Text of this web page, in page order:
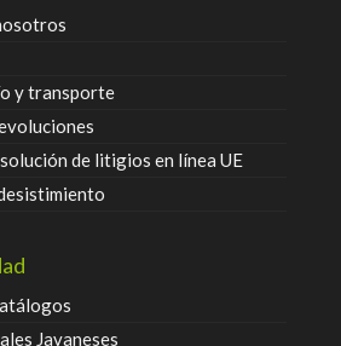
y transporte
de litigios en línea UE
Javaneses